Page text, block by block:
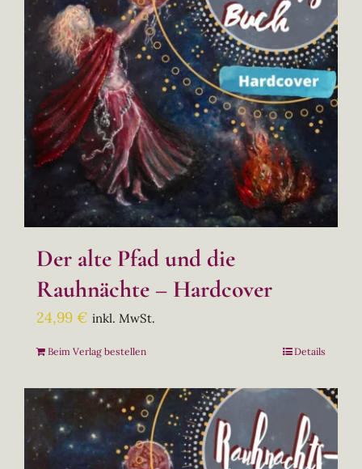
Der alte Pfad und die
Rauhnächte – Hardcover
24,99 € inkl. MwSt.
Beim Verlag bestellen Details